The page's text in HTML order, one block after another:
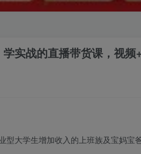
实战的直播带货课，视频
型大学生增加收入的上班族及宝妈宝